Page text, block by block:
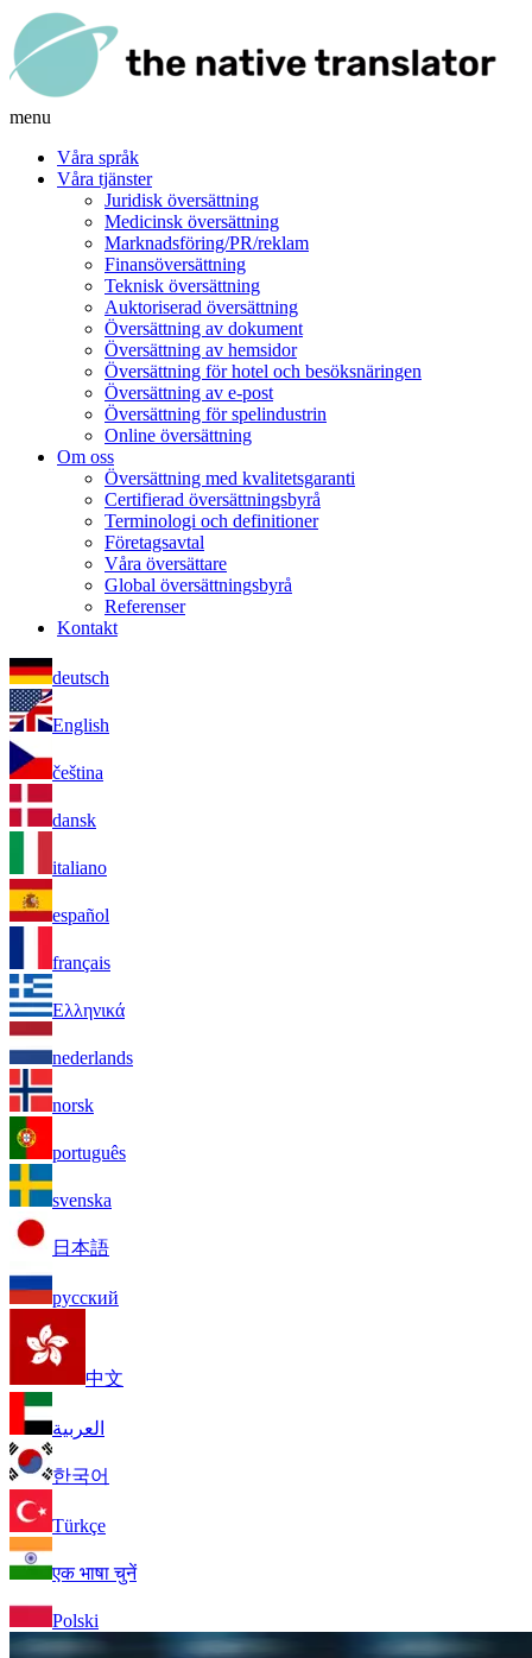
menu
Våra språk
Våra tjänster
Juridisk översättning
Medicinsk översättning
Marknadsföring/PR/reklam
Finansöversättning
Teknisk översättning
Auktoriserad översättning
Översättning av dokument
Översättning av hemsidor
Översättning för hotel och besöksnäringen
Översättning av e-post
Översättning för spelindustrin
Online översättning
Om oss
Översättning med kvalitetsgaranti
Certifierad översättningsbyrå
Terminologi och definitioner
Företagsavtal
Våra översättare
Global översättningsbyrå
Referenser
Kontakt
deutsch
English
čeština
dansk
italiano
español
français
Ελληνικά
nederlands
norsk
português
svenska
日本語
русский
中文
العربية
한국어
Türkçe
एक भाषा चुनें
Polski